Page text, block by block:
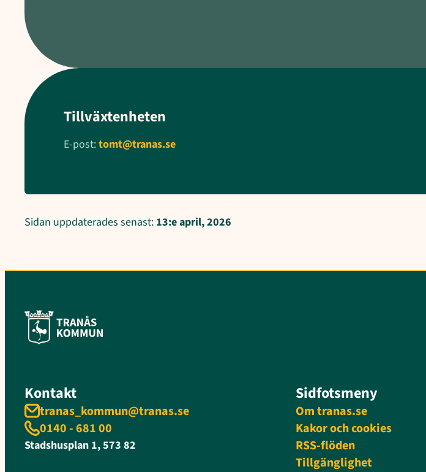
Tillväxtenheten
E-post:tomt@tranas.se
Sidan uppdaterades senast: 13:e april, 2026
Kontakt
tranas_kommun@tranas.se
0140 - 681 00
Stadshusplan 1, 573 82
Sidfotsmeny
Om tranas.se
Kakor och cookies
RSS-flöden
Tillgänglighet